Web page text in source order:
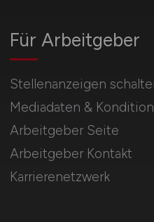
Für Arbeitgeber
Stellenanzeigen
Mediadaten &
Arbeitgeber Seite
Arbeitgeber Kontakt
Karrierenetzwerk